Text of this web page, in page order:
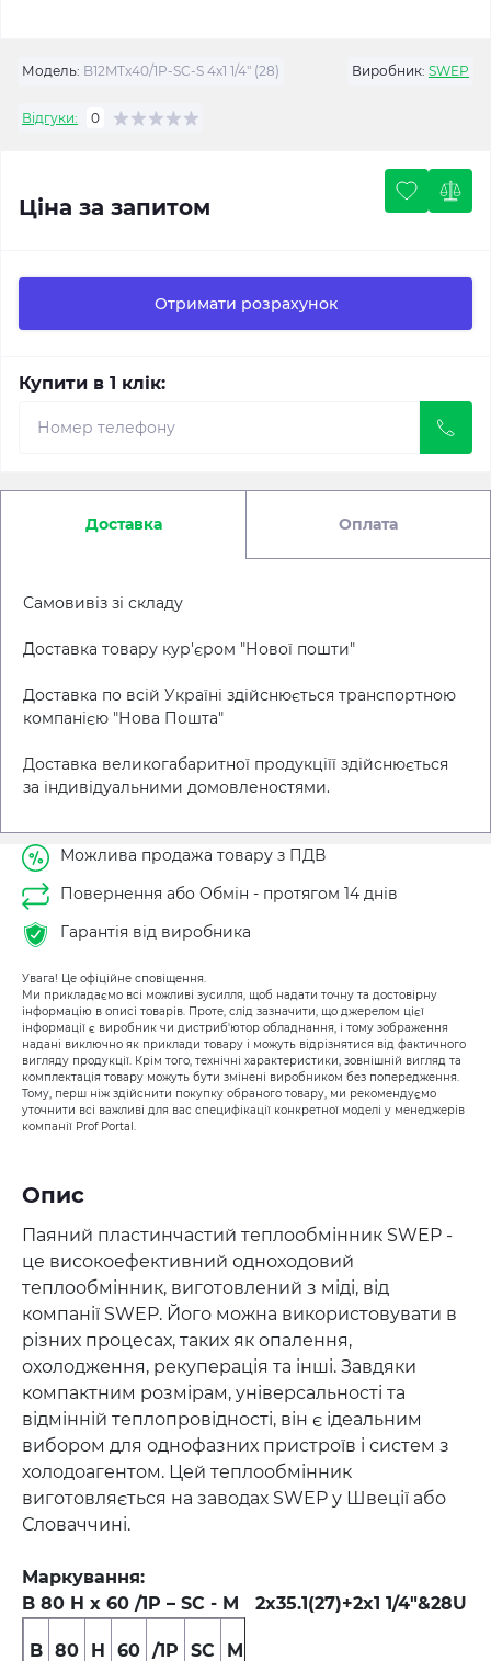
Модель: B12MTx40/1P-SC-S 4x1 1/4" (28) Виробник: SWEP
Відгуки: 0
Ціна за запитом
Отримати розрахунок
Купити в 1 клік:
Доставка Оплата
Самовивіз зі складу
Доставка товару кур'єром "Нової пошти"
Доставка по всій Україні здійснюється транспортною
компанією "Нова Пошта"
Доставка великогабаритної продукціїї здійснюється
за індивідуальними домовленостями.
Можлива продажа товару з ПДВ
Повернення або Обмін - протягом 14 днів
Гарантія від виробника
Увага! Це офіційне сповіщення.
Ми прикладаємо всі можливі зусилля, щоб надати точну та достовірну
інформацію в описі товарів. Проте, слід зазначити, що джерелом цієї
інформації є виробник чи дистриб'ютор обладнання, і тому зображення
надані виключно як приклади товару і можуть відрізнятися від фактичного
вигляду продукції. Крім того, технічні характеристики, зовнішній вигляд та
комплектація товару можуть бути змінені виробником без попередження.
Тому, перш ніж здійснити покупку обраного товару, ми рекомендуємо
уточнити всі важливі для вас специфікації конкретної моделі у менеджерів
компанії Prof Portal.
Опис
Паяний пластинчастий теплообмінник SWEP -
це високоефективний одноходовий
теплообмінник, виготовлений з міді, від
компанії SWEP. Його можна використовувати в
різних процесах, таких як опалення,
охолодження, рекуперація та інші. Завдяки
компактним розмірам, універсальності та
відмінній теплопровідності, він є ідеальним
вибором для однофазних пристроїв і систем з
холодоагентом. Цей теплообмінник
виготовляється на заводах SWEP у Швеції або
Словаччині.
Маркування:
B 80 H x 60 /1P – SC - M 2x35.1(27)+2x1 1/4"&28U
B 80 H 60 /1P SC M